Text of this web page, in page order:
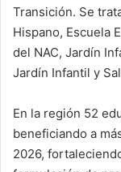
Transición. Se
Hispano, Escuela
del NAC, Jardín
Jardín Infantil y
En la región 52
beneficiando a
2026,